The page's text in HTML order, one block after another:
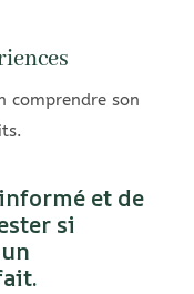
comprendre son
et de
si